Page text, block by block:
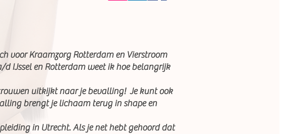
voor Kraamzorg Rotterdam en Vierstroom
IJssel en Rotterdam weet ik hoe belangrijk
uitkijkt naar je bevalling! Je kunt ook
brengt je lichaam terug in shape en
in Utrecht. Als je net hebt gehoord dat